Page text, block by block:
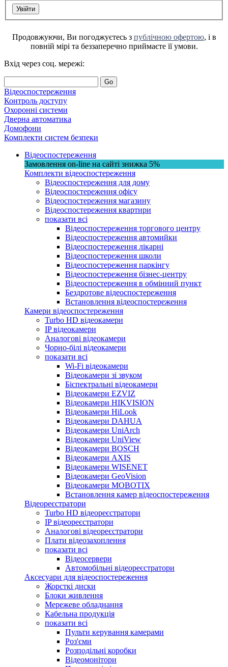
Продовжуючи, Ви погоджуєтесь з публічною офертою, і в
повній мірі та беззаперечно приймаєте її умови.
Вхід через соц. мережі:
Go
Відеоспостереження
Контроль доступу
Охоронні системи
Дверна автоматика
Домофони
Комплекти систем безпеки
Відеоспостереження
Замовлення on-line на сайті знижка 5%
Комплекти відеоспостереження
Відеоспостереження для дому
Відеоспостереження офісу
Відеоспостереження магазину
Відеоспостереження квартири
показати всі
Відеоспостереження торгового центру
Відеоспостереження автомийки
Відеоспостереження лікарні
Відеоспостереження школи
Відеоспостереження паркінгу
Відеоспостереження бізнес-центру
Відеоспостереження в обмінний пункт
Бездротове відеоспостереження
Встановлення відеоспостереження
Камери відеоспостереження
Turbo HD відеокамери
IP відеокамери
Аналогові відеокамери
Чорно-білі відеокамери
показати всі
Wi-Fi відеокамери
Відеокамери зі звуком
Біспектральні відеокамери
Відеокамери EZVIZ
Відеокамери HIKVISION
Відеокамери HiLook
Відеокамери DAHUA
Відеокамери UniArch
Відеокамери UniView
Відеокамери BOSCH
Відеокамери AXIS
Відеокамери WISENET
Відеокамери GeoVision
Відеокамери MOBOTIX
Встановлення камер відеоспостереження
Відеореєстратори
Turbo HD відеореєстратори
IP відеореєстратори
Аналогові відеореєстратори
Плати відеозахоплення
показати всі
Відеосервери
Автомобільні відеореєстратори
Аксесуари для відеоспостереження
Жорсткі диски
Блоки живлення
Мережеве обладнання
Кабельна продукція
показати всі
Пульти керування камерами
Роз'єми
Розподільні коробки
Відеомонітори